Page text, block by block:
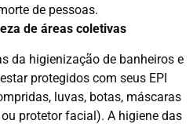
de pessoas.
de áreas coletivas
da higienização de banheiros e
protegidos com seus EPI
luvas, botas, máscaras
protetor facial). A higiene das